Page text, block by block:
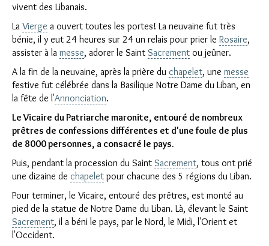
vivent des Libanais.
La Vierge a ouvert toutes les portes! La neuvaine fut très
bénie, il y eut 24 heures sur 24 un relais pour prier le Rosaire,
assister à la messe, adorer le Saint Sacrement ou jeûner.
A la fin de la neuvaine, après la prière du chapelet, une messe
festive fut célébrée dans la Basilique Notre Dame du Liban, en
la fête de l'Annonciation.
Le Vicaire du Patriarche maronite, entouré de nombreux
prêtres de confessions différentes et d'une foule de plus
de 8000 personnes, a consacré le pays.
Puis, pendant la procession du Saint Sacrement, tous ont prié
une dizaine de chapelet pour chacune des 5 régions du Liban.
Pour terminer, le Vicaire, entouré des prêtres, est monté au
pied de la statue de Notre Dame du Liban. Là, élevant le Saint
Sacrement, il a béni le pays, par le Nord, le Midi, l'Orient et
l'Occident.